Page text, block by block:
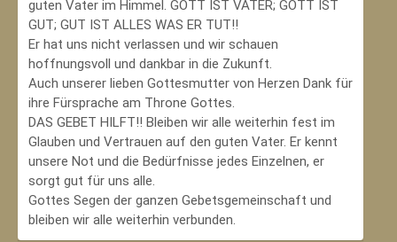
guten Vater im Himmel. GOTT IST VATER; GOTT IST
GUT; GUT IST ALLES WAS ER TUT!!
Er hat uns nicht verlassen und wir schauen
hoffnungsvoll und dankbar in die Zukunft.
Auch unserer lieben Gottesmutter von Herzen Dank für
ihre Fürsprache am Throne Gottes.
DAS GEBET HILFT!! Bleiben wir alle weiterhin fest im
Glauben und Vertrauen auf den guten Vater. Er kennt
unsere Not und die Bedürfnisse jedes Einzelnen, er
sorgt gut für uns alle.
Gottes Segen der ganzen Gebetsgemeinschaft und
bleiben wir alle weiterhin verbunden.